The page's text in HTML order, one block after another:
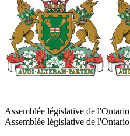
Assemblée législative de l'Ontario
Assemblée législative de l'Ontario